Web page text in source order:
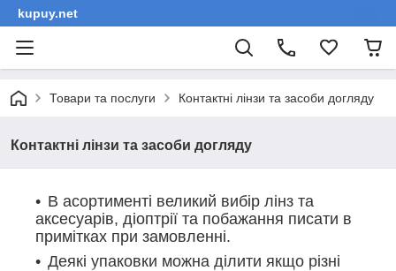
kupuy.net
Товари та послуги Контактні лінзи та засоби догляду
Контактні лінзи та засоби догляду
В асортименті великий вибір лінз та
аксесуарів, діоптрії та побажання писати в
примітках при замовленні.
Деякі упаковки можна ділити якщо різні